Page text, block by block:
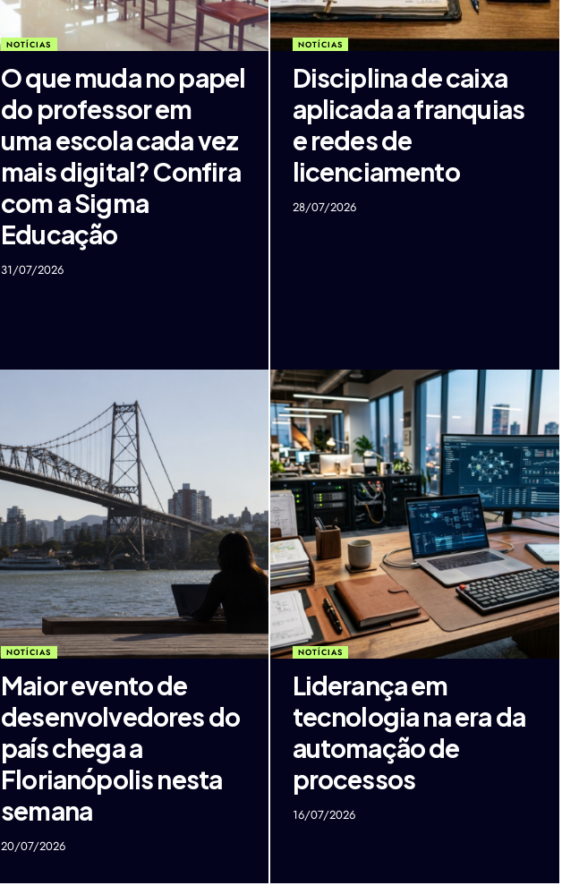
NOTÍCIAS
O que muda no papel
do professor em
uma escola cada vez
mais digital? Confira
com a Sigma
Educação
31/07/2026
NOTÍCIAS
Disciplina de caixa
aplicada a franquias
e redes de
licenciamento
28/07/2026
NOTÍCIAS
Maior evento de
desenvolvedores do
país chega a
Florianópolis nesta
semana
20/07/2026
NOTÍCIAS
Liderança em
tecnologia na era da
automação de
processos
16/07/2026